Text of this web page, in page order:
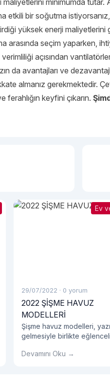
maliyetlerini minimumda tutar.
etkili bir soğutma istiyorsanız,
yüksek enerji
arasında seçim yaparken,
açısından
da avantajları ve
almanız gerekmektedir.
keyfini çıkarın.
Ev
29/07/2022 · 0 yorum
2022 ŞİŞME HAVUZ
MODELLERİ
Şişme havuz modelleri,
gelmesiyle birlikte eğlenceli
ürünlerdendir.
Devamını Oku →